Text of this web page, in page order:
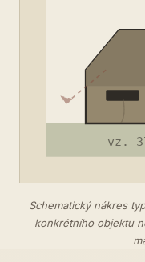
Schematický nákres
konkrétního objektu